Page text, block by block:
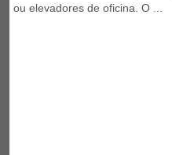
ou elevadores de oficina. O ...